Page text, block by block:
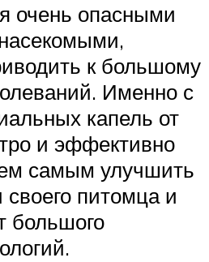
очень опасными
к большому
Именно с
капель от
и эффективно
самым улучшить
своего питомца и
большого